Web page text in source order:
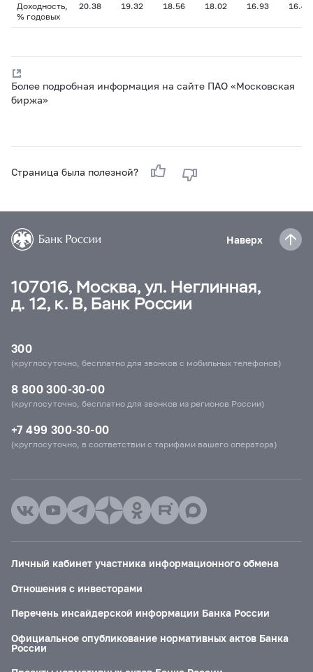
Доходность,
% годовых
20.38 19.32 18.56 18.02 16.93 16.47
Более подробная информация на сайте ПАО «Московская
биржа»
Страница была полезной?
Наверх
107016, Москва, ул. Неглинная,
д. 12, к. В, Банк России
300
(круглосуточно, бесплатно для звонков с мобильных телефонов)
8 800 300-30-00
(круглосуточно, бесплатно для звонков из регионов России)
+7 499 300-30-00
(круглосуточно, в соответствии с тарифами вашего оператора)
Личный кабинет участника информационного обмена
Отношения с инвесторами
Перечень инсайдерской информации Банка России
Официальное опубликование нормативных актов Банка
России